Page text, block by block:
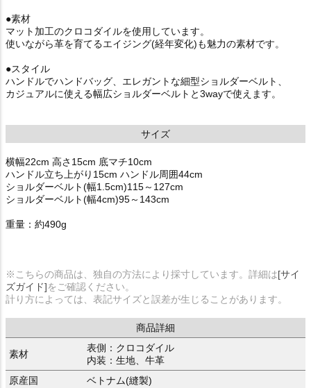
●素材
マット加工のクロコダイルを使用しています。
使いながら革を育てるエイジング(経年変化)も魅力の素材です。
●スタイル
ハンドルでハンドバッグ、エレガントな細型ショルダーベルト、
カジュアルに使える幅広ショルダーベルトと3wayで使えます。
サイズ
横幅22cm 高さ15cm 底マチ10cm
ハンドル立ち上がり15cm ハンドル周囲44cm
ショルダーベルト(幅1.5cm)115～127cm
ショルダーベルト(幅4cm)95～143cm
重量：約490g
※こちらの商品は、独自の方法により採寸しています。詳細は[サイ
ズガイド]をご確認ください。
計り方によっては、表記サイズと誤差が生じることがあります。
商品詳細
素材
表側：クロコダイル
内装：生地、牛革
原産国
ベトナム(縫製)